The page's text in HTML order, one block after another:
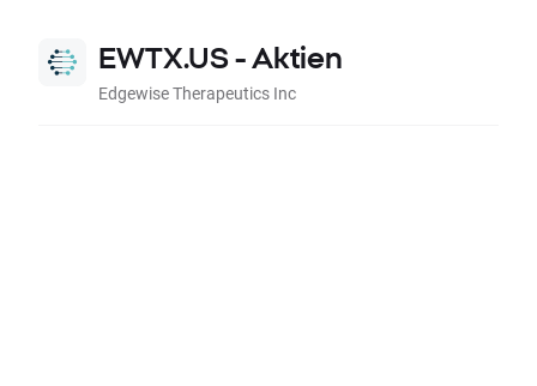
EWTX.US - Aktien
Edgewise Therapeutics Inc